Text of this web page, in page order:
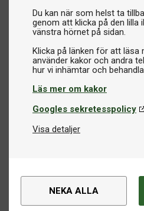
Du kan när som helst ta
genom att klicka på den lilla
vänstra hörnet på sidan.
Klicka på länken för att läsa
använder kakor och andra
Läs mer om kakor
Googles sekretesspolicy
Visa detaljer
NEKA ALLA